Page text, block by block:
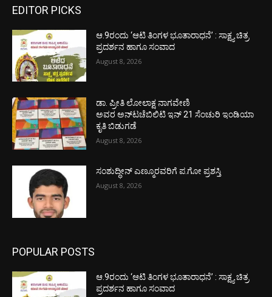
EDITOR PICKS
ಆ.9ರಂದು ‘ಆಟಿ ತಿಂಗಳ ಭೂತಾರಾಧನೆ’ : ಸಾಕ್ಷ್ಯ ಚಿತ್ರ
ಪ್ರದರ್ಶನ ಹಾಗೂ ಸಂವಾದ
August 8, 2026
ಡಾ. ಪ್ರೀತಿ ಲೋಲಾಕ್ಷ ನಾಗವೇಣಿ
ಅವರ ಅನ್‌ಟಚೆಬಿಲಿಟಿ ಇನ್ 21 ಸೆಂಚುರಿ ಇಂಡಿಯಾ
ಕೃತಿ ಬಿಡುಗಡೆ
August 8, 2026
ಸಂಶುದ್ಧೀನ್ ಎಣ್ಮೂರವರಿಗೆ ಪ.ಗೋ ಪ್ರಶಸ್ತಿ
August 8, 2026
POPULAR POSTS
ಆ.9ರಂದು ‘ಆಟಿ ತಿಂಗಳ ಭೂತಾರಾಧನೆ’ : ಸಾಕ್ಷ್ಯ ಚಿತ್ರ
ಪ್ರದರ್ಶನ ಹಾಗೂ ಸಂವಾದ